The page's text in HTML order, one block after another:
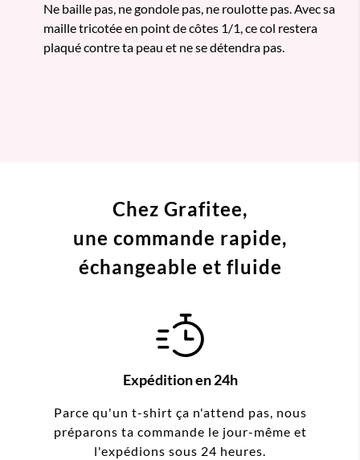
Ne baille pas, ne gondole pas, ne roulotte pas. Avec sa
maille tricotée en point de côtes 1/1, ce col restera
plaqué contre ta peau et ne se détendra pas.
Chez Grafitee,
une commande rapide,
échangeable et fluide
Expédition en 24h
Parce qu'un t-shirt ça n'attend pas, nous
préparons ta commande le jour-même et
l'expédions sous 24 heures.